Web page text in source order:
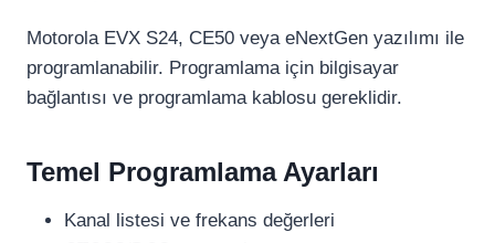
Motorola EVX S24, CE50 veya eNextGen yazılımı ile
programlanabilir. Programlama için bilgisayar
bağlantısı ve programlama kablosu gereklidir.
Temel Programlama Ayarları
Kanal listesi ve frekans değerleri